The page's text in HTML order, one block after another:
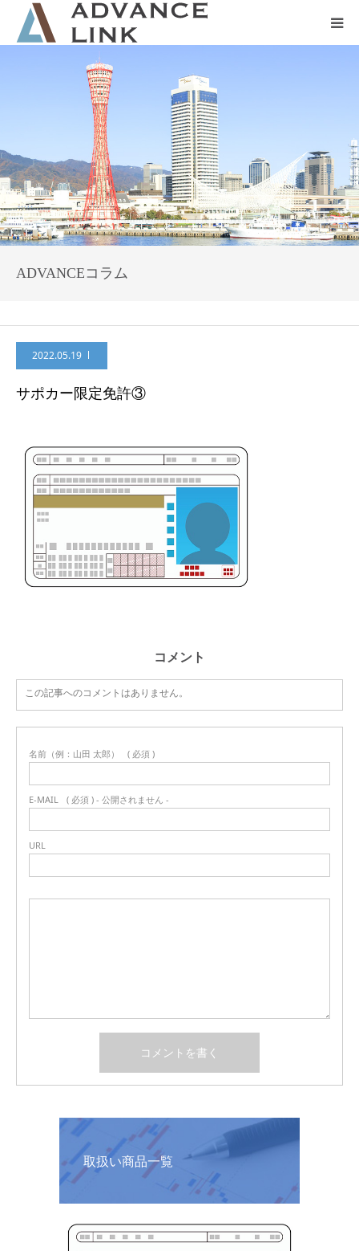
ADVANCEコラム
2022.05.19
サポカー限定免許③
コメント
この記事へのコメントはありません。
名前（例：山田 太郎） ( 必須 )
E-MAIL ( 必須 ) - 公開されません -
URL
取扱い商品一覧
会社概要
ネット保険
事業保険